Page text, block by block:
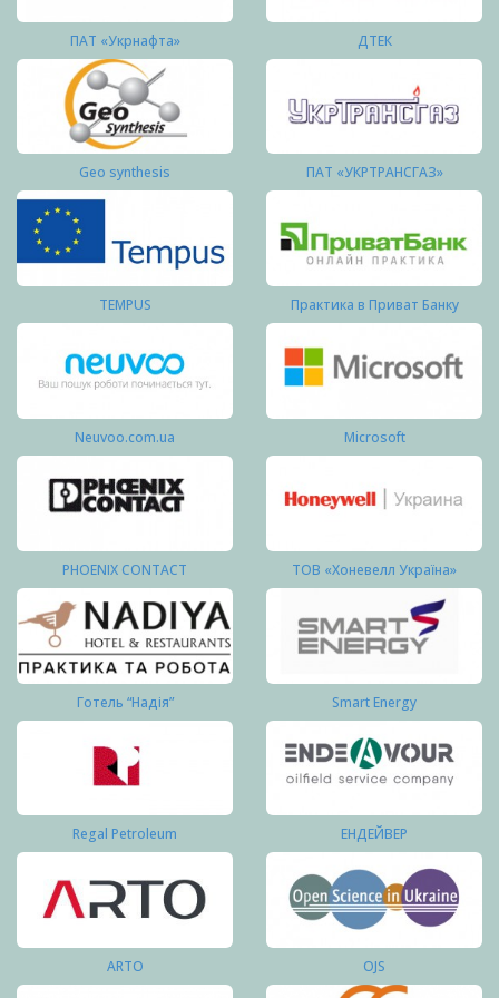
ПАТ «Укрнафта» ДТЕК
Geo synthesis ПАТ «УКРТРАНСГАЗ»
TEMPUS Практика в Приват Банку
Neuvoo.com.ua Microsoft
PHOENIX CONTACT ТОВ «Хоневелл Україна»
Готель “Надія” Smart Energy
Regal Petroleum ЕНДЕЙВЕР
ARTO OJS